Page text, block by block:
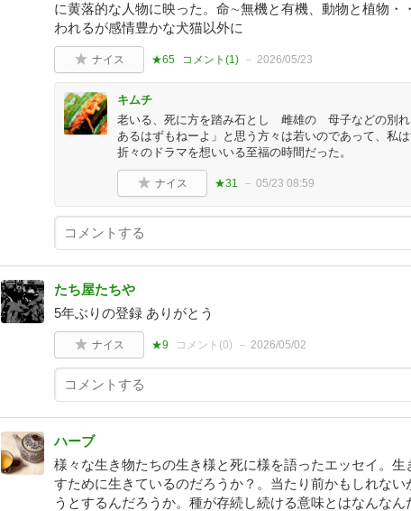
に黄落的な人物に映った。命∼無機と有機、動物と植物・
われるが感情豊かな犬猫以外に
ナイス ★65 コメント(1) 2026/05/23
キムチ
老いる、死に方を踏み石とし 雌雄の 母子などの別れ
あるはずもねーよ」と思う方々は若いのであって、私
折々のドラマを想いいる至福の時間だった。
ナイス ★31 05/23 08:59
たち屋たちや
5年ぶりの登録 ありがとう
ナイス ★9 コメント(0) 2026/05/02
ハーブ
様々な生き物たちの生き様と死に様を語ったエッセイ。
すために生きているのだろうか？。当たり前かもしれない
うとするんだろうか。種が存続し続ける意味とはなんな